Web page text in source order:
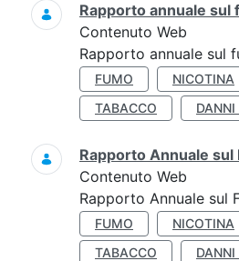
Rapporto annuale sul
Contenuto Web
Rapporto annuale sul
FUMO NICOTINA
TABACCO
Rapporto Annuale sul
Contenuto Web
Rapporto Annuale sul
FUMO NICOTINA
TABACCO